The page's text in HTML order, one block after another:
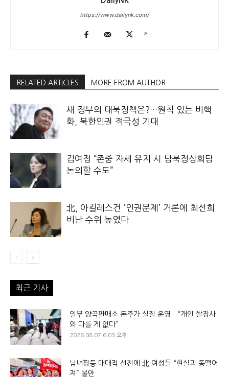
https://www.dailynk.com/
RELATED ARTICLES MORE FROM AUTHOR
새 정부의 대북정책은?…원칙 있는 비핵
화, 북한인권 적극성 기대
김여정 “존중 자세 유지 시 남북정상회담
논의할 수도”
北, 아킬레스건 ‘인권문제’ 거론에 최선희
비난 수위 높였다
최근 기사
일부 양곡판매소 돈주가 실질 운영…“개인 쌀장사
와 다를 게 없다”
2026.08.07 6:03 오후
남녀평등 대대적 선전에 北 여성들 “현실과 동떨어
져” 불만